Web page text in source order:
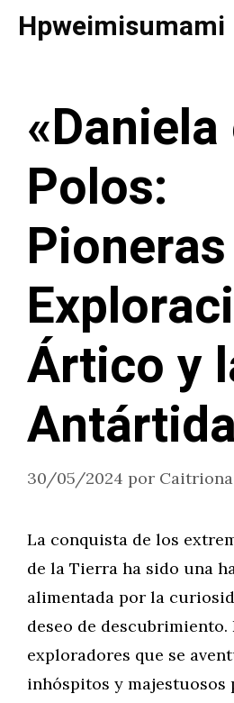
SaltarHpweimisumami
Polos:
Ártico y
30/05/2024 por Caitriona
La conquista de los
de la Tierra ha sido una
alimentada por la
deseo de descubrimiento.
exploradores que se
inhóspitos y majestuosos